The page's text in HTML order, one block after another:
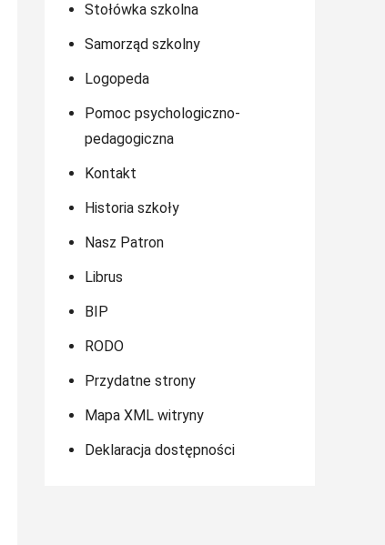
Stołówka szkolna
Samorząd szkolny
Logopeda
Pomoc psychologiczno-
pedagogiczna
Kontakt
Historia szkoły
Nasz Patron
Librus
BIP
RODO
Przydatne strony
Mapa XML witryny
Deklaracja dostępności